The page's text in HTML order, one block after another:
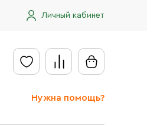
Личный кабинет
Нужна помощь?
Отправить заявку